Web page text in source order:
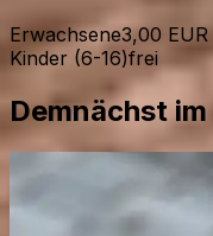
Erwachsene3,00 EUR
Kinder (6-16)frei
Demnächst